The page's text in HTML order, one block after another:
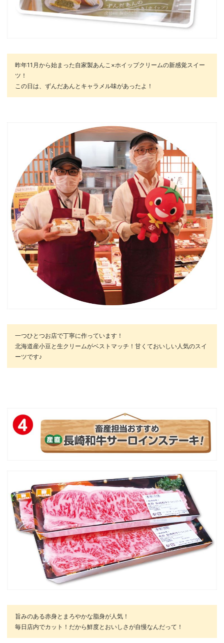
昨年11月から始まった自家製あんこ×ホイップクリームの新感覚スイー
ツ！
この日は、ずんだあんとキャラメル味があったよ！
一つひとつお店で丁寧に作っています！
北海道産小豆と生クリームがベストマッチ！甘くておいしい人気のスイ
ーツです♪
旨みのある赤身とまろやかな脂身が人気！
毎日店内でカット！だから鮮度とおいしさが自慢なんだって！